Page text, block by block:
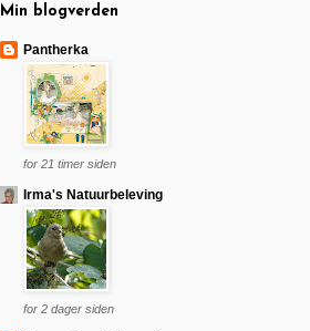
Min blogverden
Pantherka
for 21 timer siden
Irma's Natuurbeleving
for 2 dager siden